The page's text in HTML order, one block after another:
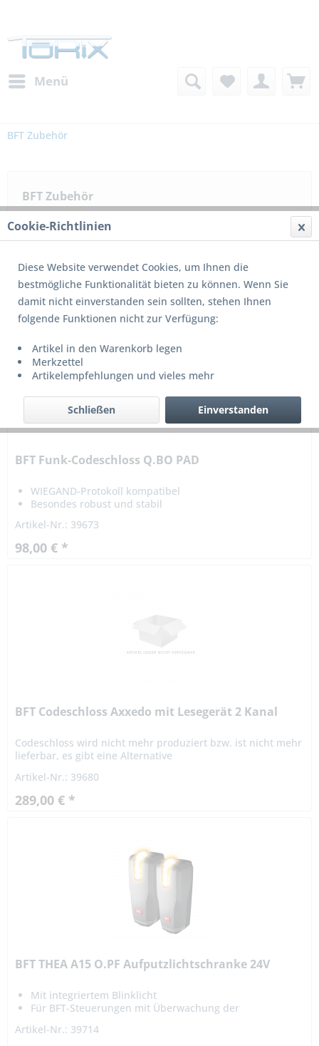
Menü
BFT Zubehör
BFT Zubehör
BFT Funk-Codeschloss Q.BO PAD
WIEGAND-Protokoll kompatibel
Besondes robust und stabil
Artikel-Nr.: 39673
98,00 € *
BFT Codeschloss Axxedo mit Lesegerät 2 Kanal
Codeschloss wird nicht mehr produziert bzw. ist nicht mehr
lieferbar, es gibt eine Alternative
Artikel-Nr.: 39680
289,00 € *
BFT THEA A15 O.PF Aufputzlichtschranke 24V
Mit integriertem Blinklicht
Für BFT-Steuerungen mit Überwachung der
Artikel-Nr.: 39714
Cookie-Richtlinien
Diese Website verwendet Cookies, um Ihnen die
bestmögliche Funktionalität bieten zu können. Wenn Sie
damit nicht einverstanden sein sollten, stehen Ihnen
folgende Funktionen nicht zur Verfügung:
Artikel in den Warenkorb legen
Merkzettel
Artikelempfehlungen und vieles mehr
Einverstanden
Schließen